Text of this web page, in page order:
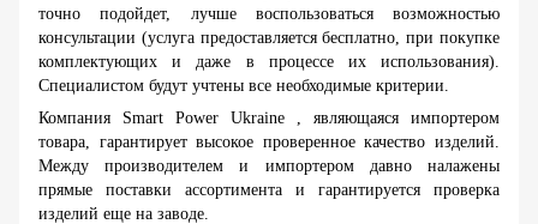
точно подойдет, лучше воспользоваться возможностью
консультации (услуга предоставляется бесплатно, при покупке
комплектующих и даже в процессе их использования).
Специалистом будут учтены все необходимые критерии.
Компания Smart Power Ukraine , являющаяся импортером
товара, гарантирует высокое проверенное качество изделий.
Между производителем и импортером давно налажены
прямые поставки ассортимента и гарантируется проверка
изделий еще на заводе.